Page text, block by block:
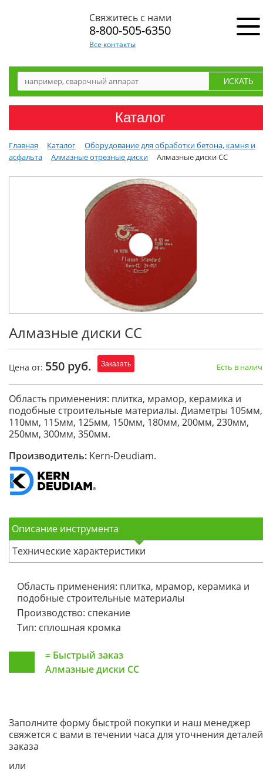
Свяжитесь с нами
8-800-505-6350
Все контакты
Каталог
Главная Каталог
Оборудование для обработки бетона, камня и
асфальта
Алмазные отрезные диски Алмазные диски CC
Алмазные диски CC
Цена от: 550 руб. Заказать Есть в
Область применения: плитка, мрамор, керамика и
подобные строительные материалы. Диаметры 105мм,
110мм, 115мм, 125мм, 150мм, 180мм, 200мм, 230мм,
250мм, 300мм, 350мм.
Производитель: Kern-Deudiam.
Описание инструмента
Технические характеристики
Область применения: плитка, мрамор, керамика и
подобные строительные материалы
Производство: спекание
Тип: сплошная кромка
= Быстрый заказ
Алмазные диски CC
Заполните форму быстрой покупки и наш менеджер
свяжется с вами в течении часа для уточнения деталей
заказа
или